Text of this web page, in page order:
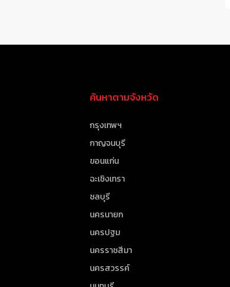
ค้นหาตามจังหวัด
กรุงเทพฯ
กาญจนบุรี
ขอนแก่น
ฉะเชิงเทรา
ชลบุรี
นครนายก
นครปฐม
นครราชสีมา
นครสวรรค์